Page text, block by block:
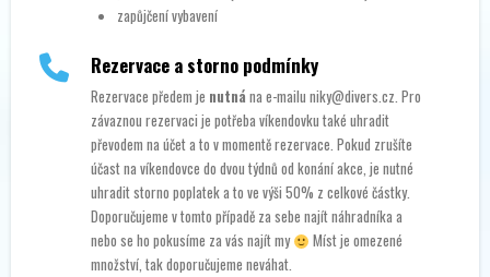
zapůjčení vybavení
Rezervace a storno podmínky
Rezervace předem je nutná na e-mailu niky@divers.cz. Pro
závaznou rezervaci je potřeba víkendovku také uhradit
převodem na účet a to v momentě rezervace. Pokud zrušíte
účast na víkendovce do dvou týdnů od konání akce, je nutné
uhradit storno poplatek a to ve výši 50% z celkové částky.
Doporučujeme v tomto případě za sebe najít náhradníka a
nebo se ho pokusíme za vás najít my
Míst je omezené
množství, tak doporučujeme neváhat.